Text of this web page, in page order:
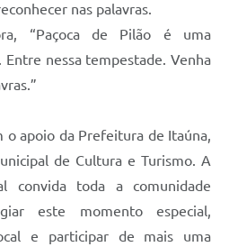
nas palavras.
“Paçoca de Pilão é uma
Entre nessa tempestade. Venha
o apoio da Prefeitura de Itaúna,
de Cultura e Turismo. A
convida toda a comunidade
este momento especial,
e participar de mais uma